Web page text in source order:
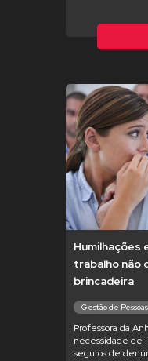
Humilhações
trabalho não
brincadeira
Gestão de
Professora da
necessidade de
seguros de